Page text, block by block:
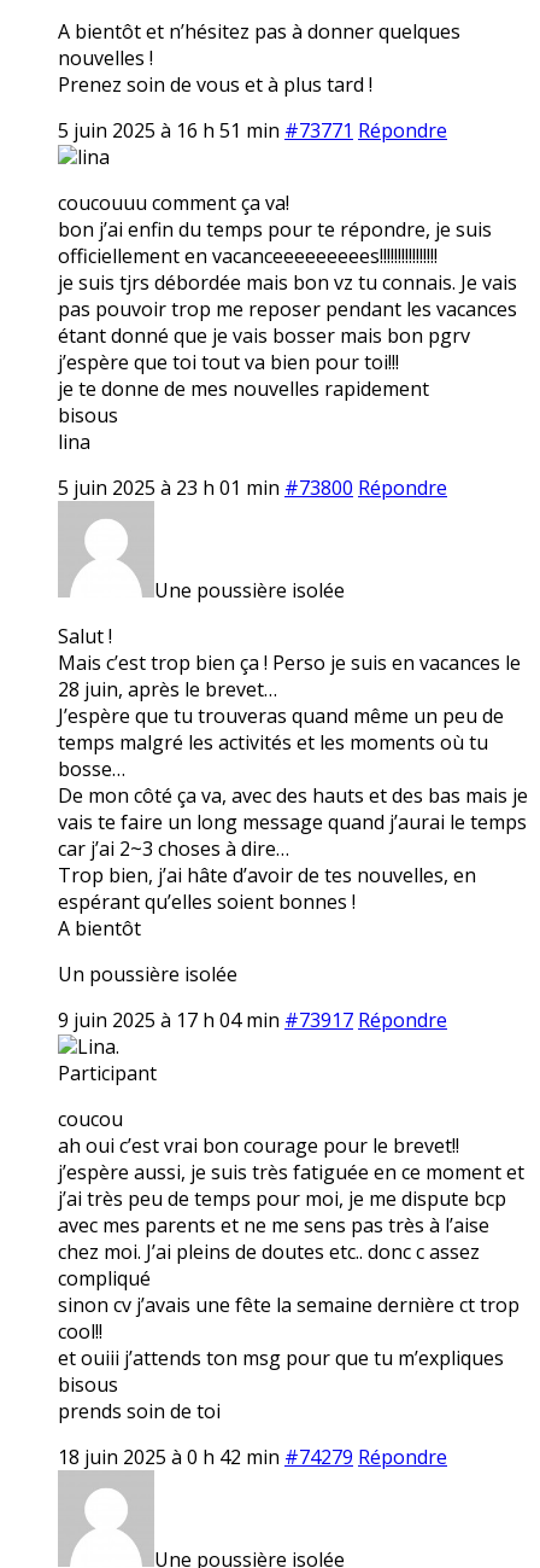
A bientôt et n’hésitez pas à donner quelques
nouvelles !
Prenez soin de vous et à plus tard !
5 juin 2025 à 16 h 51 min #73771 Répondre
lina
coucouuu comment ça va!
bon j’ai enfin du temps pour te répondre, je suis
officiellement en vacanceeeeeeeees!!!!!!!!!!!!!!!!
je suis tjrs débordée mais bon vz tu connais. Je vais
pas pouvoir trop me reposer pendant les vacances
étant donné que je vais bosser mais bon pgrv
j’espère que toi tout va bien pour toi!!!
je te donne de mes nouvelles rapidement
bisous
lina
5 juin 2025 à 23 h 01 min #73800 Répondre
Une poussière isolée
Salut !
Mais c’est trop bien ça ! Perso je suis en vacances le
28 juin, après le brevet…
J’espère que tu trouveras quand même un peu de
temps malgré les activités et les moments où tu
bosse…
De mon côté ça va, avec des hauts et des bas mais je
vais te faire un long message quand j’aurai le temps
car j’ai 2~3 choses à dire…
Trop bien, j’ai hâte d’avoir de tes nouvelles, en
espérant qu’elles soient bonnes !
A bientôt
Un poussière isolée
9 juin 2025 à 17 h 04 min #73917 Répondre
Lina.
Participant
coucou
ah oui c’est vrai bon courage pour le brevet!!
j’espère aussi, je suis très fatiguée en ce moment et
j’ai très peu de temps pour moi, je me dispute bcp
avec mes parents et ne me sens pas très à l’aise
chez moi. J’ai pleins de doutes etc.. donc c assez
compliqué
sinon cv j’avais une fête la semaine dernière ct trop
cool!!
et ouiii j’attends ton msg pour que tu m’expliques
bisous
prends soin de toi
18 juin 2025 à 0 h 42 min #74279 Répondre
Une poussière isolée